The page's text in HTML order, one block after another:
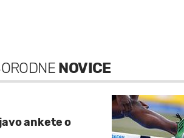
NOVICE
ankete o